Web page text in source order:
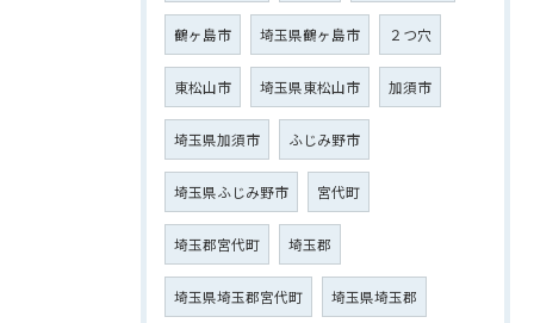
鶴ヶ島市 埼玉県鶴ヶ島市 ２つ穴
東松山市 埼玉県東松山市 加須市
埼玉県加須市 ふじみ野市
埼玉県ふじみ野市 宮代町
埼玉郡宮代町 埼玉郡
埼玉県埼玉郡宮代町 埼玉県埼玉郡